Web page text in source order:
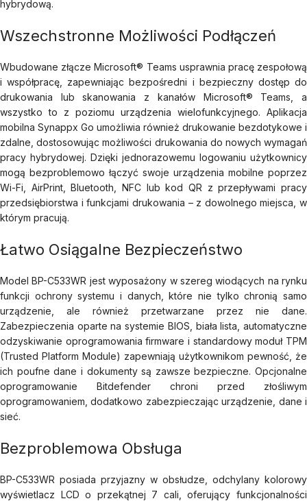
hybrydową.
Wszechstronne Możliwości Podłączeń
Wbudowane złącze Microsoft® Teams usprawnia pracę zespołową
i współpracę, zapewniając bezpośredni i bezpieczny dostęp do
drukowania lub skanowania z kanałów Microsoft® Teams, a
wszystko to z poziomu urządzenia wielofunkcyjnego. Aplikacja
mobilna Synappx Go umożliwia również drukowanie bezdotykowe i
zdalne, dostosowując możliwości drukowania do nowych wymagań
pracy hybrydowej. Dzięki jednorazowemu logowaniu użytkownicy
mogą bezproblemowo łączyć swoje urządzenia mobilne poprzez
Wi-Fi, AirPrint, Bluetooth, NFC lub kod QR z przepływami pracy
przedsiębiorstwa i funkcjami drukowania – z dowolnego miejsca, w
którym pracują.
Łatwo Osiągalne Bezpieczeństwo
Model BP-C533WR jest wyposażony w szereg wiodących na rynku
funkcji ochrony systemu i danych, które nie tylko chronią samo
urządzenie, ale również przetwarzane przez nie dane.
Zabezpieczenia oparte na systemie BIOS, biała lista, automatyczne
odzyskiwanie oprogramowania firmware i standardowy moduł TPM
(Trusted Platform Module) zapewniają użytkownikom pewność, że
ich poufne dane i dokumenty są zawsze bezpieczne. Opcjonalne
oprogramowanie Bitdefender chroni przed złośliwym
oprogramowaniem, dodatkowo zabezpieczając urządzenie, dane i
sieć.
Bezproblemowa Obsługa
BP-C533WR posiada przyjazny w obsłudze, odchylany kolorowy
wyświetlacz LCD o przekątnej 7 cali, oferujący funkcjonalności